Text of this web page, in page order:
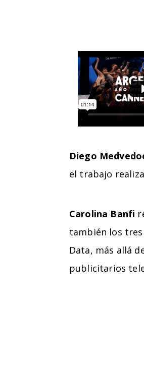
Diego
el trabajo
Carolina Banfi
también los
Data, más allá
publicitarios